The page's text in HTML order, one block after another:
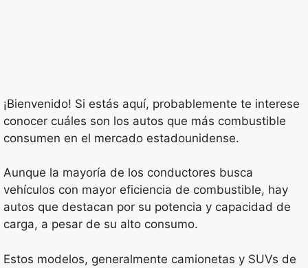
¡Bienvenido! Si estás aquí, probablemente te interese
conocer cuáles son los autos que más combustible
consumen en el mercado estadounidense.
Aunque la mayoría de los conductores busca
vehículos con mayor eficiencia de combustible, hay
autos que destacan por su potencia y capacidad de
carga, a pesar de su alto consumo.
Estos modelos, generalmente camionetas y SUVs de